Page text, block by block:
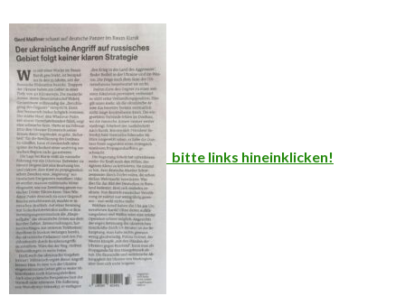
bitte links hineinklicken!